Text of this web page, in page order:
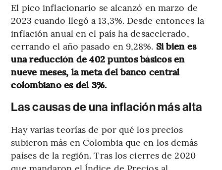
El pico inflacionario se alcanzó en marzo de
2023 cuando llegó a 13,3%. Desde entonces la
inflación anual en el país ha desacelerado,
cerrando el año pasado en 9,28%. Si bien es
una reducción de 402 puntos básicos en
nueve meses, la meta del banco central
colombiano es del 3%.
Las causas de una inflación más alta
Hay varias teorías de por qué los precios
subieron más en Colombia que en los demás
países de la región. Tras los cierres de 2020